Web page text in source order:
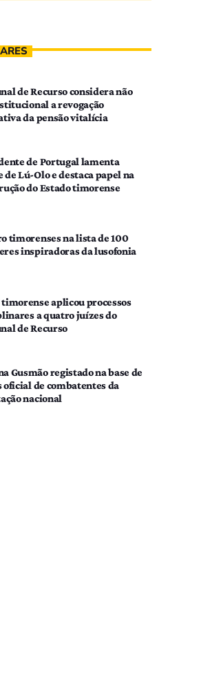
de Recurso considera não
a revogação
da pensão vitalícia
de Portugal lamenta
de Lú-Olo e destaca papel na
do Estado timorense
timorenses na lista de 100
inspiradoras da lusofonia
timorense aplicou processos
a quatro juízes do
de Recurso
Gusmão registado na base de
oficial de combatentes da
nacional